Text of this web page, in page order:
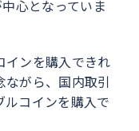
心となっていま
インを購入できれ
がら、国内取引
コインを購入で